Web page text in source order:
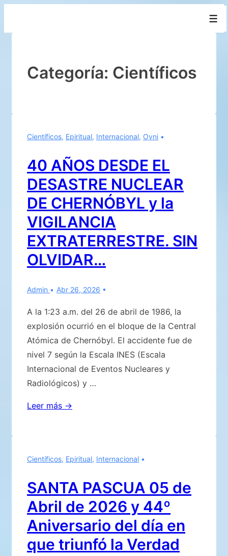
principalCategoría: Científicos
Científicos, Epiritual, Internacional, Ovni
40 AÑOS DESDE EL
DESASTRE NUCLEAR
DE CHERNÓBYL y la
VIGILANCIA
EXTRATERRESTRE. SIN
OLVIDAR…
Admin Abr 26, 2026
A la 1:23 a.m. del 26 de abril de 1986, la
explosión ocurrió en el bloque de la Central
Atómica de Chernóbyl. El accidente fue de
nivel 7 según la Escala INES (Escala
Internacional de Eventos Nucleares y
Radiológicos) y …
40
DESASTRE
DE
CHERNÓBYL
y
la
VIGILANCIA
Leer más →
Científicos, Epiritual, Internacional
SANTA PASCUA 05 de
Abril de 2026 y 44º
Aniversario del día en
que triunfó la Verdad